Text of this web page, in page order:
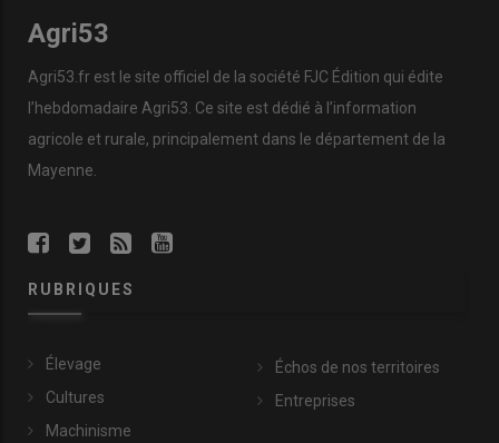
Agri53
Agri53.fr est le site officiel de la société FJC Édition qui édite
l’hebdomadaire Agri53. Ce site est dédié à l’information
agricole et rurale, principalement dans le département de la
Mayenne.
RUBRIQUES
Élevage
Cultures
Machinisme
Échos de nos territoires
Entreprises